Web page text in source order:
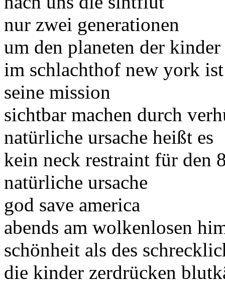
nur zwei generationen
um den planeten der
im schlachthof new york
seine mission
sichtbar machen durch
natürliche ursache heißt es
kein neck restraint für den
natürliche ursache
god save america
abends am wolkenlosen
schönheit als des
die kinder zerdrücken